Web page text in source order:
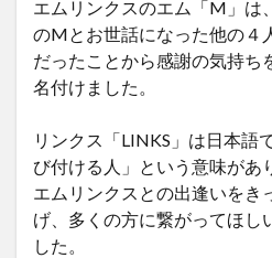
エムリンクスのエム「M」は
のMとお世話になった他の４
だったことから感謝の気持ち
名付けました。
リンクス「LINKS」は日本語
び付ける人」という意味があ
エムリンクスとの出逢いをき
げ、多くの方に繋がってほし
した。